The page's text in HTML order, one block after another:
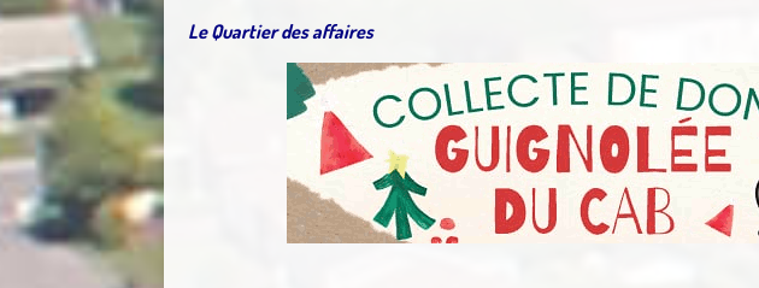
Le Quartier des affaires